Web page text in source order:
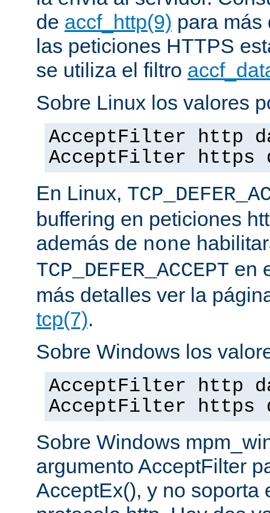
de accf_http(9) para más
las peticiones HTTPS
se utiliza el filtro
Sobre Linux los valores
AcceptFilter http
AcceptFilter https
En Linux,
buffering en peticiones
además de none
TCP_DEFER_ACCEPT en
más detalles ver la
tcp(7).
Sobre Windows los
AcceptFilter http
AcceptFilter https
Sobre Windows
argumento AcceptFilter
AcceptEx(), y no soporta